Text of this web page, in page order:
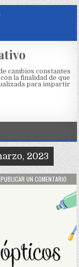
cambios constantes
la finalidad de que
para impartir
2023
PUBLICAR UN COMENTARIO